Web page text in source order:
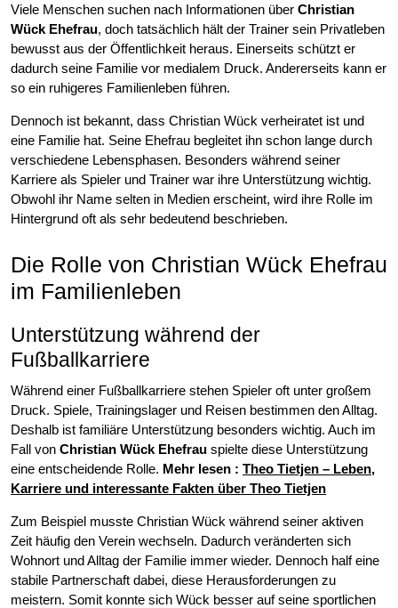
Viele Menschen suchen nach Informationen über Christian
Wück Ehefrau, doch tatsächlich hält der Trainer sein Privatleben
bewusst aus der Öffentlichkeit heraus. Einerseits schützt er
dadurch seine Familie vor medialem Druck. Andererseits kann er
so ein ruhigeres Familienleben führen.
Dennoch ist bekannt, dass Christian Wück verheiratet ist und
eine Familie hat. Seine Ehefrau begleitet ihn schon lange durch
verschiedene Lebensphasen. Besonders während seiner
Karriere als Spieler und Trainer war ihre Unterstützung wichtig.
Obwohl ihr Name selten in Medien erscheint, wird ihre Rolle im
Hintergrund oft als sehr bedeutend beschrieben.
Die Rolle von Christian Wück Ehefrau
im Familienleben
Unterstützung während der
Fußballkarriere
Während einer Fußballkarriere stehen Spieler oft unter großem
Druck. Spiele, Trainingslager und Reisen bestimmen den Alltag.
Deshalb ist familiäre Unterstützung besonders wichtig. Auch im
Fall von Christian Wück Ehefrau spielte diese Unterstützung
eine entscheidende Rolle. Mehr lesen : Theo Tietjen – Leben,
Karriere und interessante Fakten über Theo Tietjen
Zum Beispiel musste Christian Wück während seiner aktiven
Zeit häufig den Verein wechseln. Dadurch veränderten sich
Wohnort und Alltag der Familie immer wieder. Dennoch half eine
stabile Partnerschaft dabei, diese Herausforderungen zu
meistern. Somit konnte sich Wück besser auf seine sportlichen